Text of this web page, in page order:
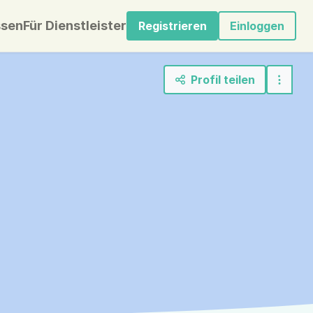
Für Dienstleister Registrieren Einloggen
Profil teilen